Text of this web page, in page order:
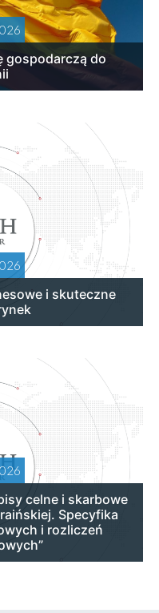
gospodarczą do
i skuteczne
celne i skarbowe
Specyfika
i rozliczeń